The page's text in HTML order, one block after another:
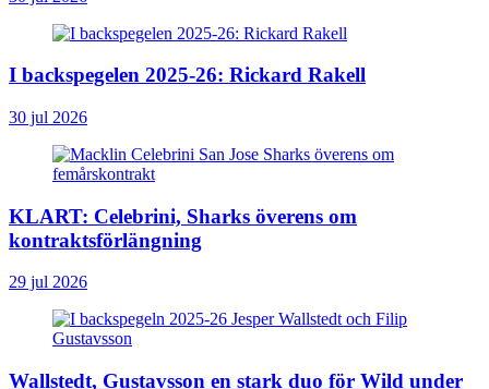
I backspegelen 2025-26: Rickard Rakell
30 jul 2026
KLART: Celebrini, Sharks överens om
kontraktsförlängning
29 jul 2026
Wallstedt, Gustavsson en stark duo för Wild under